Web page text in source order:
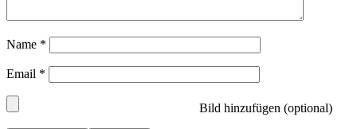
Name *
Email *
Bild hinzufügen (optional)